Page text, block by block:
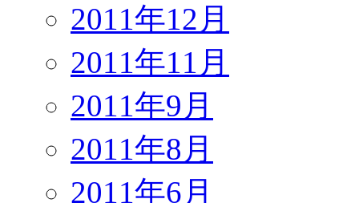
2011年12月
2011年11月
2011年9月
2011年8月
2011年6月